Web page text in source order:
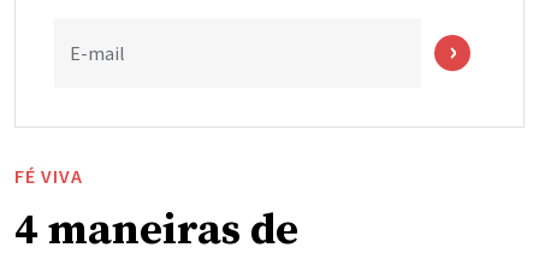
E-mail
FÉ VIVA
4 maneiras de